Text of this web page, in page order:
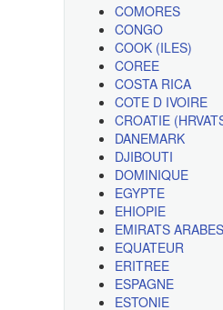
COMORES
CONGO
COOK (ILES)
COREE
COSTA RICA
COTE D IVOIRE
CROATIE
DANEMARK
DJIBOUTI
DOMINIQUE
EGYPTE
EHIOPIE
EMIRATS
EQUATEUR
ERITREE
ESPAGNE
ESTONIE